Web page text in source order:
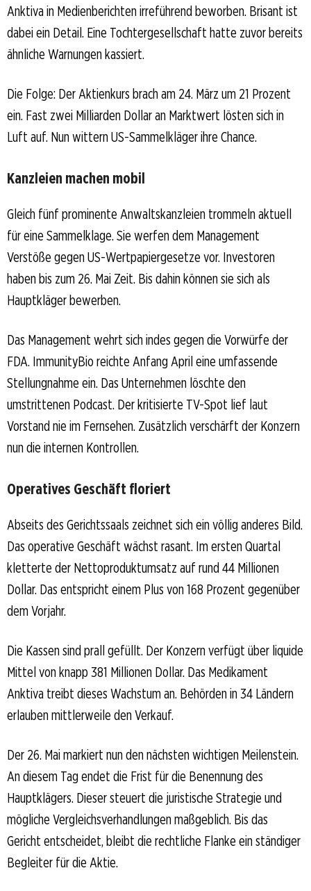
Anktiva in Medienberichten irreführend beworben. Brisant ist
dabei ein Detail. Eine Tochtergesellschaft hatte zuvor bereits
ähnliche Warnungen kassiert.
Die Folge: Der Aktienkurs brach am 24. März um 21 Prozent
ein. Fast zwei Milliarden Dollar an Marktwert lösten sich in
Luft auf. Nun wittern US-Sammelkläger ihre Chance.
Kanzleien machen mobil
Gleich fünf prominente Anwaltskanzleien trommeln aktuell
für eine Sammelklage. Sie werfen dem Management
Verstöße gegen US-Wertpapiergesetze vor. Investoren
haben bis zum 26. Mai Zeit. Bis dahin können sie sich als
Hauptkläger bewerben.
Das Management wehrt sich indes gegen die Vorwürfe der
FDA. ImmunityBio reichte Anfang April eine umfassende
Stellungnahme ein. Das Unternehmen löschte den
umstrittenen Podcast. Der kritisierte TV-Spot lief laut
Vorstand nie im Fernsehen. Zusätzlich verschärft der Konzern
nun die internen Kontrollen.
Operatives Geschäft floriert
Abseits des Gerichtssaals zeichnet sich ein völlig anderes Bild.
Das operative Geschäft wächst rasant. Im ersten Quartal
kletterte der Nettoproduktumsatz auf rund 44 Millionen
Dollar. Das entspricht einem Plus von 168 Prozent gegenüber
dem Vorjahr.
Die Kassen sind prall gefüllt. Der Konzern verfügt über liquide
Mittel von knapp 381 Millionen Dollar. Das Medikament
Anktiva treibt dieses Wachstum an. Behörden in 34 Ländern
erlauben mittlerweile den Verkauf.
Der 26. Mai markiert nun den nächsten wichtigen Meilenstein.
An diesem Tag endet die Frist für die Benennung des
Hauptklägers. Dieser steuert die juristische Strategie und
mögliche Vergleichsverhandlungen maßgeblich. Bis das
Gericht entscheidet, bleibt die rechtliche Flanke ein ständiger
Begleiter für die Aktie.